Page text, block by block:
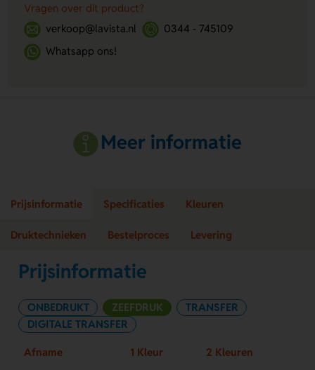
Vragen over dit product?
verkoop@lavista.nl
0344 - 745109
Whatsapp ons!
Meer informatie
Prijsinformatie Specificaties Kleuren
Druktechnieken Bestelproces Levering
Prijsinformatie
ONBEDRUKT ZEEFDRUK
TRANSFER
DIGITALE TRANSFER
Afname 1 Kleur 2 Kleuren